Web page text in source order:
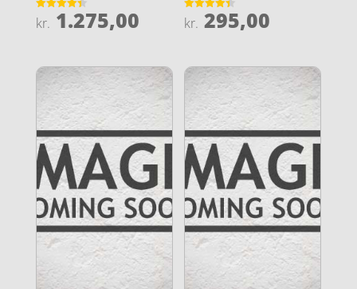
Vurderet
4.4
kr. 1.275,00
Vurderet
4.4
kr. 295,00